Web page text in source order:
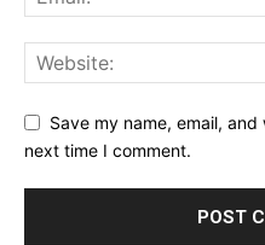
Save my name, email,
next time I comment.